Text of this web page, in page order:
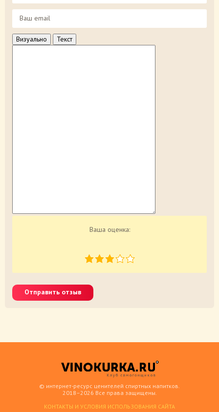
Визуально Текст
Ваша оценка:
Отправить отзыв
© интернет-ресурс ценителей спиртных напитков.
2018–2026 Все права защищены.
КОНТАКТЫ И УСЛОВИЯ ИСПОЛЬЗОВАНИЯ САЙТА